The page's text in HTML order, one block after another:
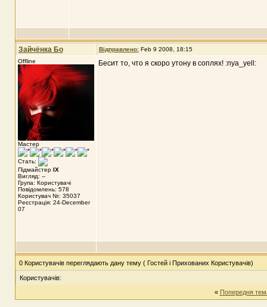
Зайчёнка Бо Відправлено: Feb 9 2008, 18:15
Offline
Мастер
Стать:
Підмайстер IX
Вигляд: --
Група: Користувачі
Повідомлень: 578
Користувач №: 35037
Реєстрація: 24-December
07
Бесит то, что я скоро утону в соплях! :nya_yell:
0 Користувачів переглядають дану тему ( Гостей і Прихованих Користувачів)
Користувачів:
« Попередня